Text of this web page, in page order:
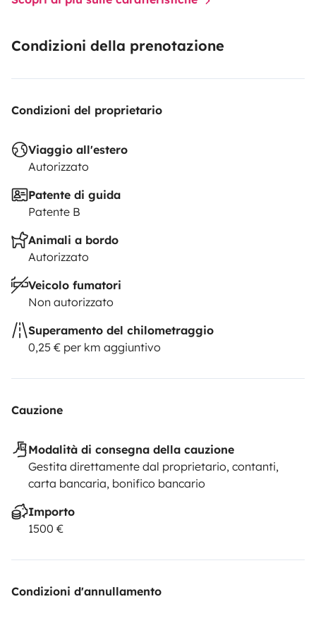
Condizioni della prenotazione
Condizioni del proprietario
Viaggio all'estero
Autorizzato
Patente di guida
Patente B
Animali a bordo
Autorizzato
Veicolo fumatori
Non autorizzato
Superamento del chilometraggio
0,25 € per km aggiuntivo
Cauzione
Modalità di consegna della cauzione
Gestita direttamente dal proprietario, contanti,
carta bancaria, bonifico bancario
Importo
1500 €
Condizioni d'annullamento